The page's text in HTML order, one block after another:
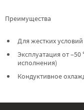
Преимущества
Для жестких
Эксплуатация от –50
исполнения)
Кондуктивное